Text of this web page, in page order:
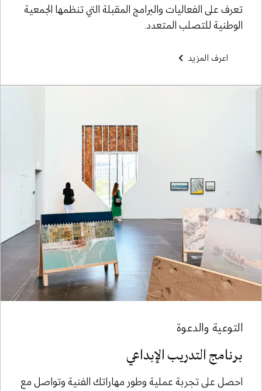
تعرف على الفعاليات والبرامج المقبلة التي تنظمها الجمعية
الوطنية للتصلب المتعدد.
اعرف المزيد
التوعية والدعوة
برنامج التدريب الإبداعي
احصل على تجربة عملية وطور مهاراتك الفنية وتواصل مع